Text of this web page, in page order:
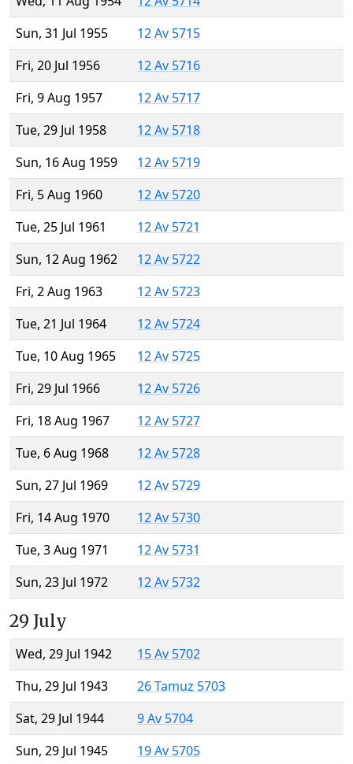
Sun, 31 Jul 1955
12 Av 5715
Fri, 20 Jul 1956
12 Av 5716
Fri, 9 Aug 1957
12 Av 5717
Tue, 29 Jul 1958
12 Av 5718
Sun, 16 Aug 1959
12 Av 5719
Fri, 5 Aug 1960
12 Av 5720
Tue, 25 Jul 1961
12 Av 5721
Sun, 12 Aug 1962
12 Av 5722
Fri, 2 Aug 1963
12 Av 5723
Tue, 21 Jul 1964
12 Av 5724
Tue, 10 Aug 1965
12 Av 5725
Fri, 29 Jul 1966
12 Av 5726
Fri, 18 Aug 1967
12 Av 5727
Tue, 6 Aug 1968
12 Av 5728
Sun, 27 Jul 1969
12 Av 5729
Fri, 14 Aug 1970
12 Av 5730
Tue, 3 Aug 1971
12 Av 5731
Sun, 23 Jul 1972
12 Av 5732
29 July
Wed, 29 Jul 1942
15 Av 5702
Thu, 29 Jul 1943
26 Tamuz 5703
Sat, 29 Jul 1944
9 Av 5704
Sun, 29 Jul 1945
19 Av 5705